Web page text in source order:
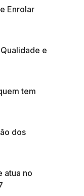
Enrolar
e
tem
dos
atua no